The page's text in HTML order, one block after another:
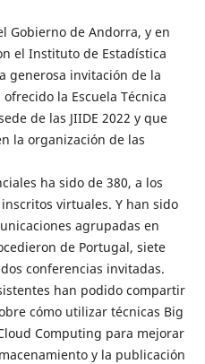
Gobierno de Andorra, y en
el Instituto de Estadística
generosa invitación de la
la Escuela Técnica
de las JIIDE 2022 y que
la organización de las
ha sido de 380, a los
virtuales. Y han sido
agrupadas en
de Portugal, siete
conferencias invitadas.
han podido compartir
cómo utilizar técnicas Big
Computing para mejorar
y la publicación